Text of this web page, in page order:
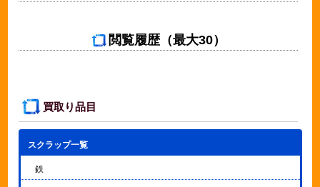
閲覧履歴（最大30）
買取り品目
スクラップ一覧
鉄